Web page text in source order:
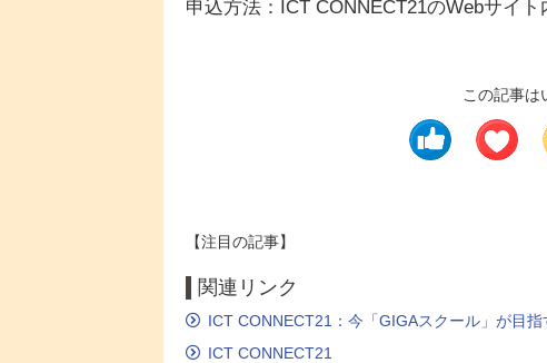
申込方法：ICT CONNECT21のWebサイ
この記事は
【注目の記事】
関連リンク
ICT CONNECT21：今「GIGAスクール」が目指
ICT CONNECT21